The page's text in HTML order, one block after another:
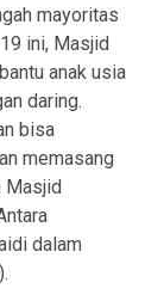
mayoritas
ini, Masjid
anak usia
daring.
bisa
memasang
Masjid
dalam